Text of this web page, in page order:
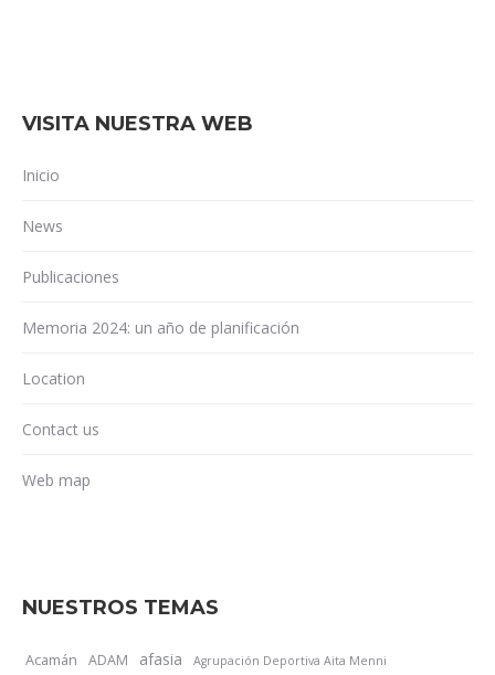
VISITA NUESTRA WEB
Inicio
News
Publicaciones
Memoria 2024: un año de planificación
Location
Contact us
Web map
NUESTROS TEMAS
Acamán ADAM afasia Agrupación Deportiva Aita Menni